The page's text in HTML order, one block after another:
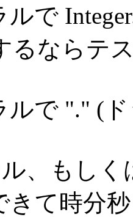
で
るならテ
ルで "." (
、もし
きて時分